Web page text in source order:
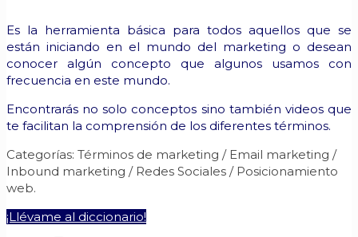
Es la herramienta básica para todos aquellos que se
están iniciando en el mundo del marketing o desean
conocer algún concepto que algunos usamos con
frecuencia en este mundo.
Encontrarás no solo conceptos sino también videos que
te facilitan la comprensión de los diferentes términos.
Categorías: Términos de marketing / Email marketing /
Inbound marketing / Redes Sociales / Posicionamiento
web.
¡Llévame al diccionario!